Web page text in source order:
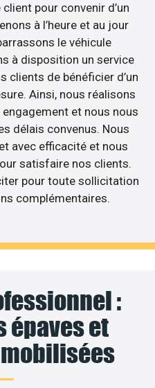
pour convenir d’un
à l’heure et au jour
le véhicule
à disposition un service
clients de bénéficier d’un
Ainsi, nous réalisons
et nous nous
délais convenus. Nous
avec efficacité et nous
satisfaire nos clients.
pour toute sollicitation
complémentaires.
:
épaves et